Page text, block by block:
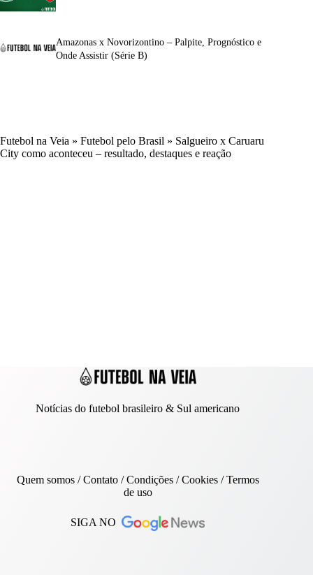
Amazonas x Novorizontino – Palpite, Prognóstico e
Onde Assistir (Série B)
Futebol na Veia » Futebol pelo Brasil » Salgueiro x Caruaru
City como aconteceu – resultado, destaques e reação
Notícias do futebol brasileiro & Sul americano
Quem somos/Contato/ Condições /Cookies/Termos
de uso
SIGA NO